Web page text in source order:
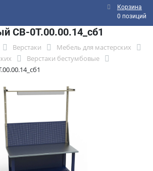
Корзина
0 позиций
СВ-0Т.00.00.14_сб1
Верстаки
Мебель для мастерских
Верстаки бестумбовые